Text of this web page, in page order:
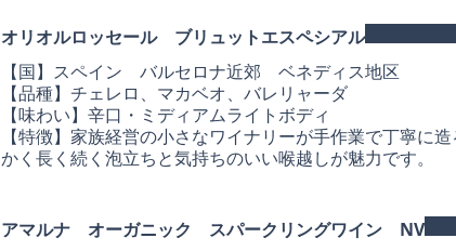
オリオルロッセール ブリュットエスペシアル
【国】スペイン バルセロナ近郊 ベネディス地区
【品種】チェレロ、マカベオ、バレリャーダ
【味わい】辛口・ミディアムライトボディ
【特徴】家族経営の小さなワイナリーが手作業で丁寧に
かく長く続く泡立ちと気持ちのいい喉越しが魅力です。
アマルナ オーガニック スパークリングワイン NV